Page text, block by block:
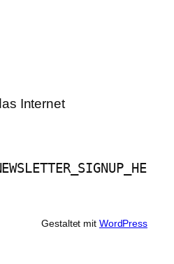
Internet
Gestaltet mit WordPress